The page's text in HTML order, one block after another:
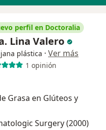
perfil en Doctoralia
Lina Valero
plástica · Ver más
1 opinión
Grasa en Glúteos y
Surgery (2000)